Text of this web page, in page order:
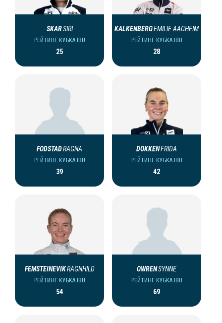
SKARSIRI
РЕЙТИНГ КУБКА IBU
25
KALKENBERGEMILIE AAGHEIM
РЕЙТИНГ КУБКА IBU
28
FODSTADRAGNA
РЕЙТИНГ КУБКА IBU
39
DOKKENFRIDA
РЕЙТИНГ КУБКА IBU
42
FEMSTEINEVIKRAGNHILD
РЕЙТИНГ КУБКА IBU
54
OWRENSYNNE
РЕЙТИНГ КУБКА IBU
69